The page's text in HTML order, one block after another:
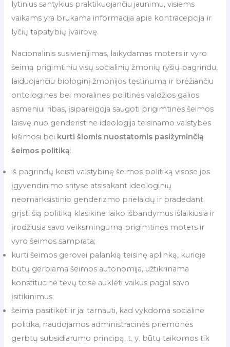
lytinius santykius praktikuojančiu jaunimu, visiems
vaikams yra brukama informacija apie kontracepciją ir
lyčių tapatybių įvairovę.
Nacionalinis susivienijimas, laikydamas moters ir vyro
šeimą prigimtiniu visų socialinių žmonių ryšių pagrindu,
laiduojančiu biologinį žmonijos tęstinumą ir brėžiančiu
ontologines bei moralines politinės valdžios galios
asmeniui ribas, įsipareigoja saugoti prigimtinės šeimos
laisvę nuo genderistine ideologija teisinamo valstybės
kišimosi bei kurti šiomis nuostatomis pasižyminčią
šeimos politiką:
iš pagrindų keisti valstybinę šeimos politiką visose jos
įgyvendinimo srityse atsisakant ideologinių
neomarksistinio genderizmo prielaidų ir pradedant
grįsti šią politiką klasikine laiko išbandymus išlaikiusia ir
įrodžiusia savo veiksmingumą prigimtinės moters ir
vyro šeimos samprata;
kurti šeimos gerovei palankią teisinę aplinką, kurioje
būtų gerbiama šeimos autonomija, užtikrinama
konstitucinė tėvų teisė auklėti vaikus pagal savo
įsitikinimus;
šeima pasitikėti ir jai tarnauti, kad vykdoma socialinė
politika, naudojamos administracinės priemonės
gerbtų subsidiarumo principą, t. y. būtų taikomos tik